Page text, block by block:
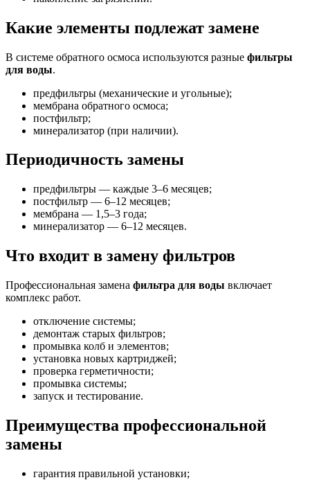
Какие элементы подлежат замене
В системе обратного осмоса используются разные фильтры
для воды.
предфильтры (механические и угольные);
мембрана обратного осмоса;
постфильтр;
минерализатор (при наличии).
Периодичность замены
предфильтры — каждые 3–6 месяцев;
постфильтр — 6–12 месяцев;
мембрана — 1,5–3 года;
минерализатор — 6–12 месяцев.
Что входит в замену фильтров
Профессиональная замена фильтра для воды включает
комплекс работ.
отключение системы;
демонтаж старых фильтров;
промывка колб и элементов;
установка новых картриджей;
проверка герметичности;
промывка системы;
запуск и тестирование.
Преимущества профессиональной
замены
гарантия правильной установки;